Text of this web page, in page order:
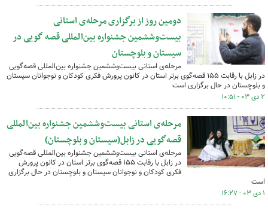
دومین روز از برگزاری مرحله‌ی استانی
بیست‌وششمین جشنواره بین‌المللی قصه گویی در
سیستان و بلوچستان
مرحله‌ی استانی بیست‌وششمین جشنواره بین‌المللی قصه‌گویی
در زابل با رقابت ۱۵۵ قصه‌گوی برتر استان در کانون پرورش فکری کودکان و نوجوانان سیستان
و بلوچستان در حال برگزاری است
۲ دی ۰۳ - ۱۰:۵۱
مرحله‌ی استانی بیست‌وششمین جشنواره بین‌المللی
قصه‌گویی در زابل(سیستان و بلوچستان)
مرحله‌ی استانی بیست‌وششمین جشنواره بین‌المللی قصه‌گویی
در زابل با رقابت ۱۵۵ قصه‌گوی برتر استان در کانون پرورش
فکری کودکان و نوجوانان سیستان و بلوچستان در حال برگزاری
است
۱ دی ۰۳ - ۱۶:۲۷